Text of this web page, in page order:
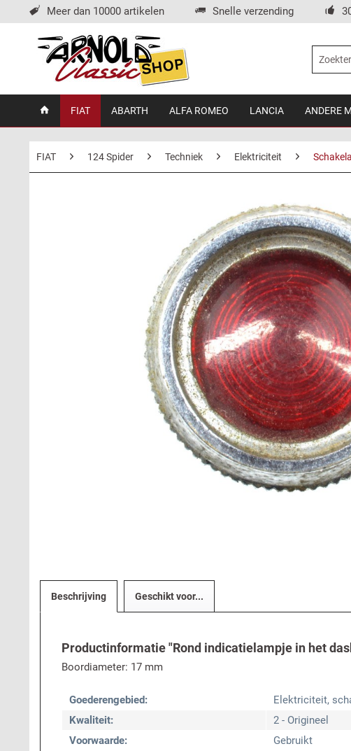
Meer dan 10000 artikelen Snelle verzending
FIAT ABARTH ALFA ROMEO LANCIA ANDERE
FIAT 124 Spider Techniek Elektriciteit
Beschrijving Geschikt voor...
Productinformatie "Rond indicatielampje in het
Boordiameter: 17 mm
Goederengebied:
Elektriciteit,
Kwaliteit:
2 - Origineel
Voorwaarde:
Gebruikt